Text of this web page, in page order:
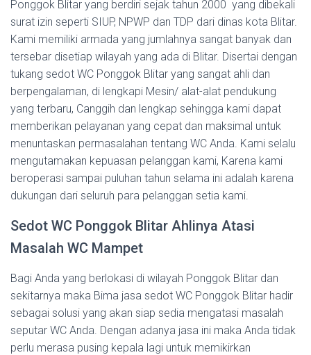
Ponggok Blitar yang berdiri sejak tahun 2000 yang dibekali
surat izin seperti SIUP, NPWP dan TDP dari dinas kota Blitar.
Kami memiliki armada yang jumlahnya sangat banyak dan
tersebar disetiap wilayah yang ada di Blitar. Disertai dengan
tukang sedot WC Ponggok Blitar yang sangat ahli dan
berpengalaman, di lengkapi Mesin/ alat-alat pendukung
yang terbaru, Canggih dan lengkap sehingga kami dapat
memberikan pelayanan yang cepat dan maksimal untuk
menuntaskan permasalahan tentang WC Anda. Kami selalu
mengutamakan kepuasan pelanggan kami, Karena kami
beroperasi sampai puluhan tahun selama ini adalah karena
dukungan dari seluruh para pelanggan setia kami.
Sedot WC Ponggok Blitar Ahlinya Atasi
Masalah WC Mampet
Bagi Anda yang berlokasi di wilayah Ponggok Blitar dan
sekitarnya maka Bima jasa sedot WC Ponggok Blitar hadir
sebagai solusi yang akan siap sedia mengatasi masalah
seputar WC Anda. Dengan adanya jasa ini maka Anda tidak
perlu merasa pusing kepala lagi untuk memikirkan